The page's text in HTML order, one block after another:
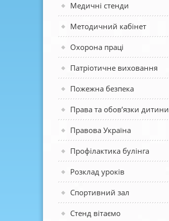
Медичні стенди
Методичний кабінет
Охорона праці
Патріотичне виховання
Пожежна безпека
Права та обов’язки дитини
Правова Україна
Профілактика булінга
Розклад уроків
Спортивний зал
Стенд вітаємо